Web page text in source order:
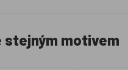
stejným motivem